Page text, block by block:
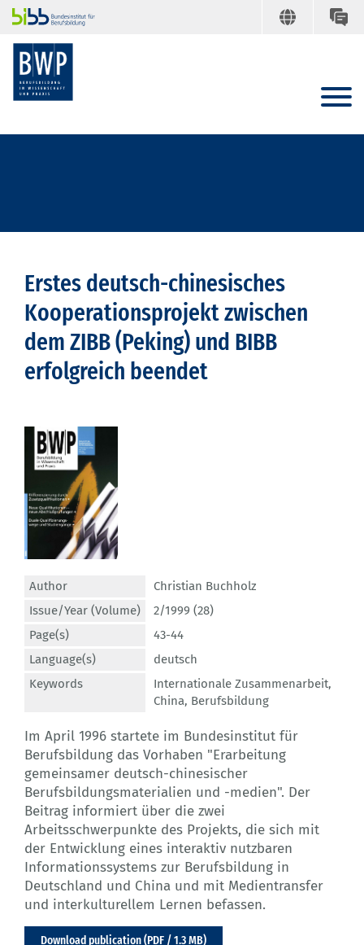
Erstes deutsch-chinesisches
Kooperationsprojekt zwischen
dem ZIBB (Peking) und BIBB
erfolgreich beendet
Author
Christian Buchholz
Issue/Year (Volume)
2/1999 (28)
Page(s)
43-44
Language(s)
deutsch
Keywords
Internationale Zusammenarbeit,
China, Berufsbildung
Im April 1996 startete im Bundesinstitut für
Berufsbildung das Vorhaben "Erarbeitung
gemeinsamer deutsch-chinesischer
Berufsbildungsmaterialien und -medien". Der
Beitrag informiert über die zwei
Arbeitsschwerpunkte des Projekts, die sich mit
der Entwicklung eines interaktiv nutzbaren
Informationssystems zur Berufsbildung in
Deutschland und China und mit Medientransfer
und interkulturellem Lernen befassen.
Download publication (PDF / 1.3 MB)